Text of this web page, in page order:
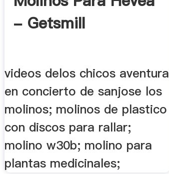
- Getsmill
videos delos chicos aventura
en concierto de sanjose los
molinos; molinos de plastico
con discos para rallar;
molino w30b; molino para
plantas medicinales;